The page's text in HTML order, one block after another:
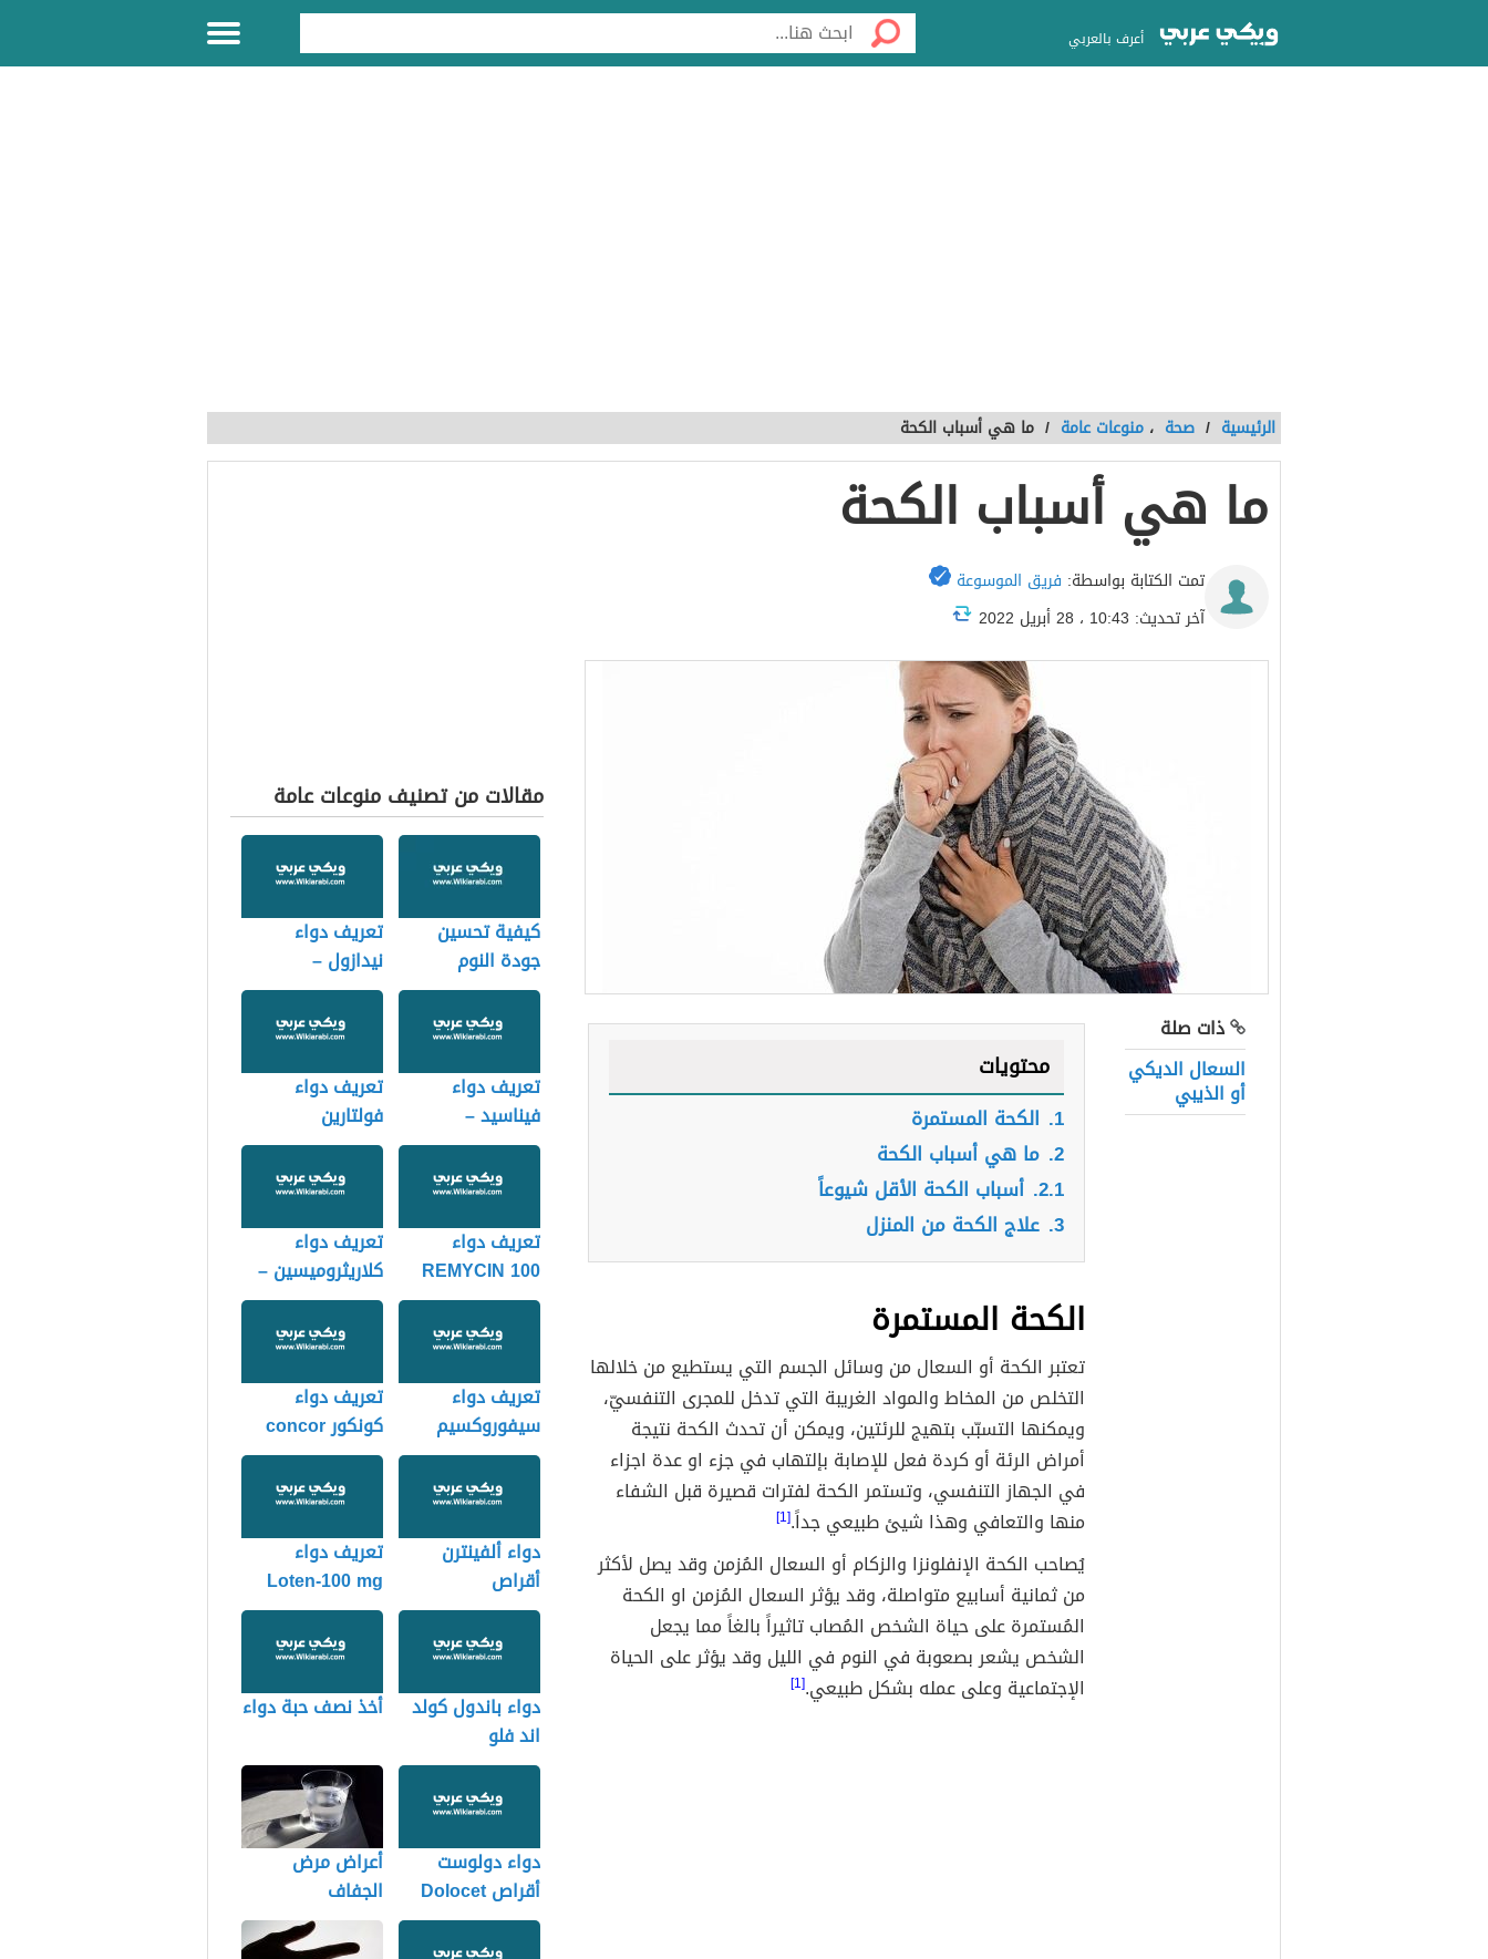
أعرف بالعربي
الرئيسية / صحة ، منوعات عامة / ما هي أسباب الكحة
ما هي أسباب الكحة
تمت الكتابة بواسطة: فريق الموسوعة
آخر تحديث: 10:43 ، 28 أبريل 2022
ذات صلة
السعال الديكي
أو الذيبي
محتويات
1. الكحة المستمرة
2. ما هي أسباب الكحة
2.1. أسباب الكحة الأقل شيوعاً
3. علاج الكحة من المنزل
الكحة المستمرة
تعتبر الكحة أو السعال من وسائل الجسم التي يستطيع من خلالها
التخلص من المخاط والمواد الغريبة التي تدخل للمجرى التنفسيّ،
ويمكنها التسبّب بتهيج للرئتين، ويمكن أن تحدث الكحة نتيجة
أمراض الرئة أو كردة فعل للإصابة بإلتهاب في جزء او عدة اجزاء
في الجهاز التنفسي، وتستمر الكحة لفترات قصيرة قبل الشفاء
منها والتعافي وهذا شيئ طبيعي جداً.[1]
يُصاحب الكحة الإنفلونزا والزكام أو السعال المُزمن وقد يصل لأكثر
من ثمانية أسابيع متواصلة، وقد يؤثر السعال المُزمن او الكحة
المُستمرة على حياة الشخص المُصاب تاثيراً بالغاً مما يجعل
الشخص يشعر بصعوبة في النوم في الليل وقد يؤثر على الحياة
الإجتماعية وعلى عمله بشكل طبيعي.[1]
مقالات من تصنيف منوعات عامة
كيفية تحسين
جودة النوم
تعريف دواء
نيدازول –
Nidazole
تعريف دواء
فيناسيد –
FINASID
تعريف دواء
فولتارين
(Voltaren)
الديكلوفيناك
تعريف دواء
REMYCIN 100
CAPSULES
تعريف دواء
كلاريثروميسين –
clarix 500
تعريف دواء
سيفوروكسيم
Cefuroxime
تعريف دواء
كونكور concor
دواء ألفينترن
أقراص
Alphintern
تعريف دواء
Loten-100 mg
دواء باندول كولد
اند فلو
أخذ نصف حبة دواء
دواء دولوست
أقراص Dolocet
500
أعراض مرض
الجفاف